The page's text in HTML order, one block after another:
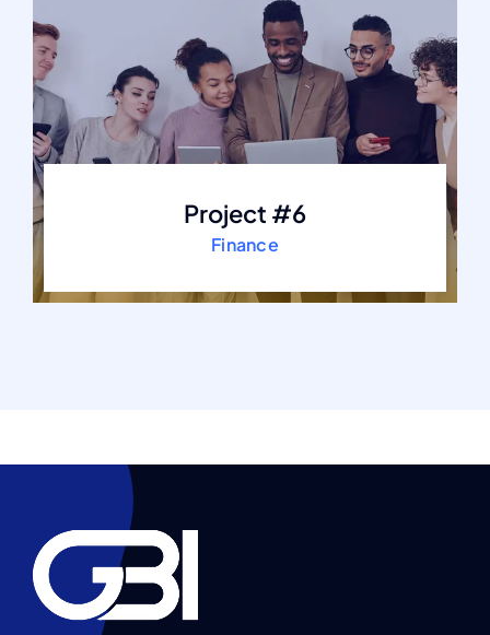
Project #6
Finance